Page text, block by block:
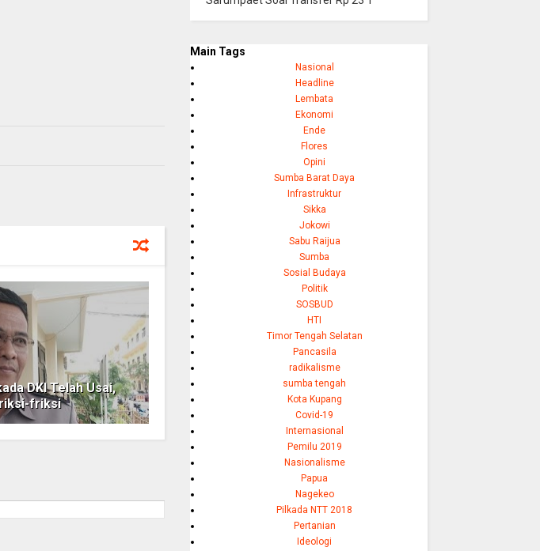
DKI Telah Usai,
friksi
Main Tags
Nasional
Headline
Lembata
Ekonomi
Ende
Flores
Opini
Sumba Barat Daya
Infrastruktur
Sikka
Jokowi
Sabu Raijua
Sumba
Sosial Budaya
Politik
SOSBUD
HTI
Timor Tengah Selatan
Pancasila
radikalisme
sumba tengah
Kota Kupang
Covid-19
Internasional
Pemilu 2019
Nasionalisme
Papua
Nagekeo
Pilkada NTT 2018
Pertanian
Ideologi